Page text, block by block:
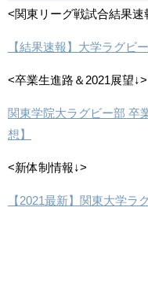
<関東リーグ戦試合結果速
【結果速報】大学ラグビ
<卒業生進路＆2021展望↓>
関東学院大ラグビー部 卒
想】
<新体制情報↓>
【2021最新】関東大学ラ